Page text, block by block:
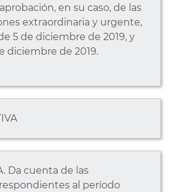
en su caso, de las
extraordinaria y urgente,
5 de diciembre de 2019, y
diciembre de 2019.
Da cuenta de las
al período